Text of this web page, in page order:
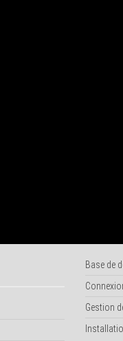
Base de
Gestion